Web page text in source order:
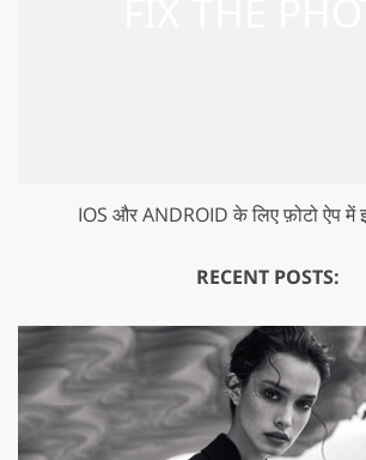
IOS और ANDROID के लिए फ़ोटो ऐप में
RECENT POSTS: